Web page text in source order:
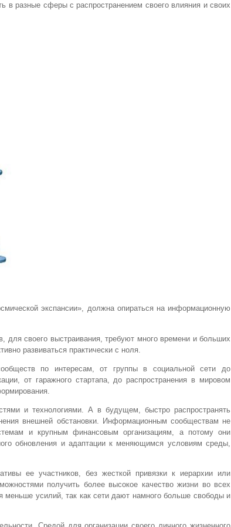
в разные сферы с распространением своего влияния и своих
экспансии», должна опираться на информационную
для своего выстраивания, требуют много времени и больших
развиваться практически с ноля.
по интересам, от группы в социальной сети до
от гаражного стартапа, до распространения в мировом
и технологиями. А в будущем, быстро распространять
внешней обстановки. Информационным сообществам не
и крупным финансовым организациям, а потому они
обновления и адаптации к меняющимся условиям среды,
ее участников, без жесткой привязки к иерархии или
получить более высокое качество жизни во всех
меньше усилий, так как сети дают намного больше свободы и